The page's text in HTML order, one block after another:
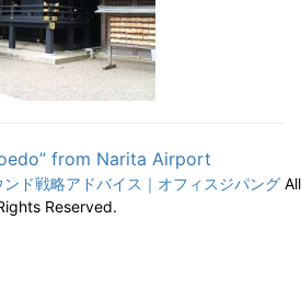
from Narita Airport
ンド戦略アドバイス｜オフィスジパングAll
Reserved.